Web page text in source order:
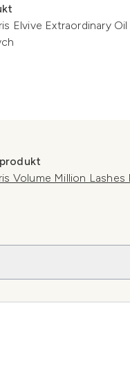
Elvive Extraordinary
Volume Million